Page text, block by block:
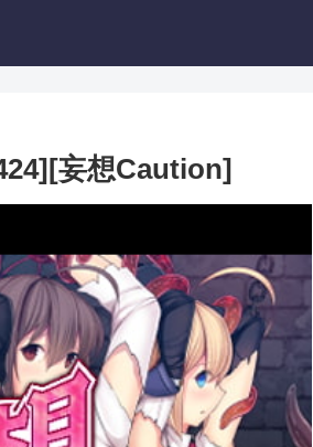
妄想Caution]